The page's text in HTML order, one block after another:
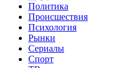
Политика
Происшествия
Психология
Рынки
Сериалы
Спорт